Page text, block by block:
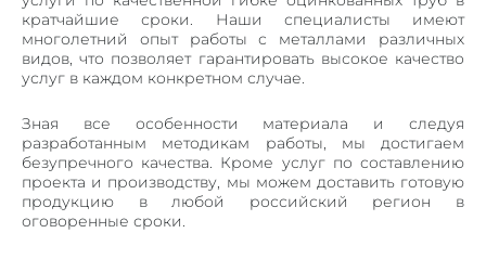
ПОРОШКОВАЯ ПОКРАСКА МЕТАЛЛА
СЛЕСАРНЫЕ РАБОТЫ
ГИБКА ТРУБ
ПЕСКОСТРУЙНАЯ ОБРАБОТКА МЕТАЛЛА
ПРОДУКЦИЯ
ВЕНТИЛИРУЕМЫЕ ФАСАДЫ
ПОТОЛОЧНЫЕ СИСТЕМЫ ИЗ МЕТАЛЛА
кратчайшие сроки. Наши специалисты имеют
многолетний опыт работы с металлами различных
видов, что позволяет гарантировать высокое качество
услуг в каждом конкретном случае.
Зная все особенности материала и следуя
разработанным методикам работы, мы достигаем
безупречного качества. Кроме услуг по составлению
проекта и производству, мы можем доставить готовую
продукцию в любой российский регион в
оговоренные сроки.